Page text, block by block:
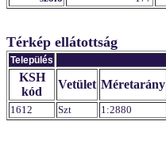
Térkép ellátottság
Település
KSH
kód
Vetület Méretarány
1612 Szt 1:2880